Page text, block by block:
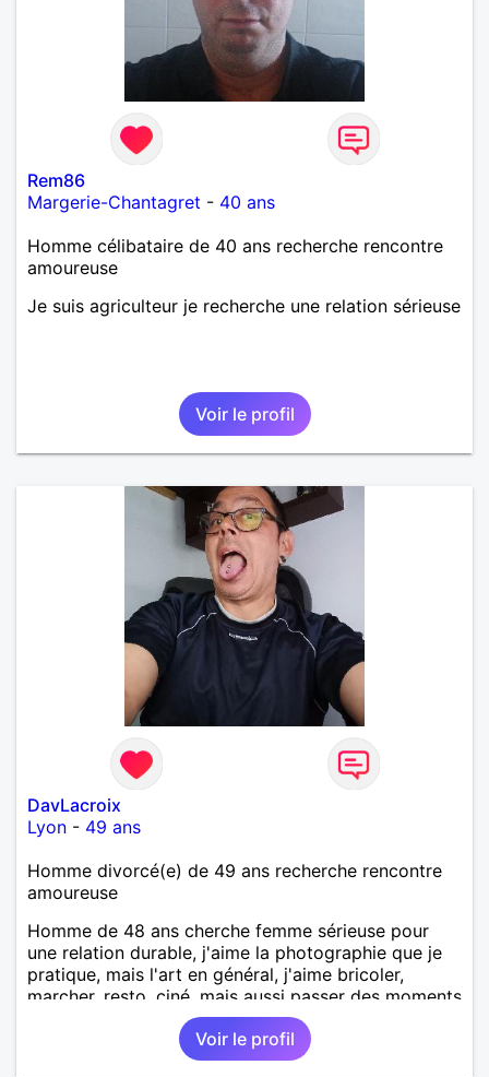
Rem86
Margerie-Chantagret - 40 ans
Homme célibataire de 40 ans recherche rencontre
amoureuse
Je suis agriculteur je recherche une relation sérieuse
Voir le profil
DavLacroix
Lyon - 49 ans
Homme divorcé(e) de 49 ans recherche rencontre
amoureuse
Homme de 48 ans cherche femme sérieuse pour
une relation durable, j'aime la photographie que je
pratique, mais l'art en général, j'aime bricoler,
marcher, resto, ciné, mais aussi passer des moments
calme devant un bon film ou une série avec un
plateau repas. le reste est à découvrir.
Voir le profil